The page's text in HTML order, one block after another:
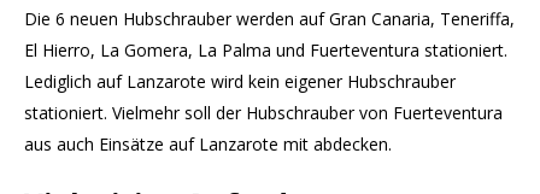
Die 6 neuen Hubschrauber werden auf Gran Canaria, Teneriffa,
El Hierro, La Gomera, La Palma und Fuerteventura stationiert.
Lediglich auf Lanzarote wird kein eigener Hubschrauber
stationiert. Vielmehr soll der Hubschrauber von Fuerteventura
aus auch Einsätze auf Lanzarote mit abdecken.